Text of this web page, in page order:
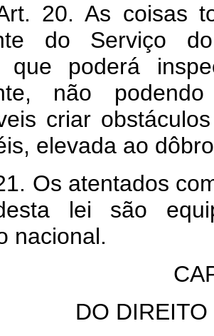
20. As coisas
do Serviço
que poderá
não
criar
elevada ao
Os atentados
lei são
nacional.
DO